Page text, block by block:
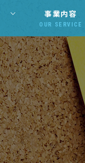
事業内容
OUR SERVICE